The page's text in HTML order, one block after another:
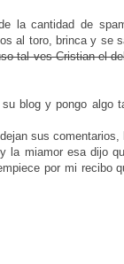
la cantidad de
al toro, brinca y se
tal ves Cristian el
blog y pongo algo
sus comentarios,
la miamor esa dijo
por mi recibo